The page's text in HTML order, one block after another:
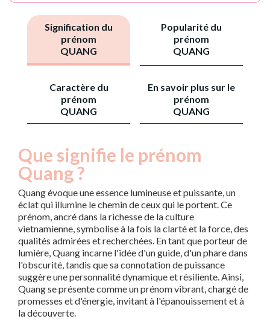
Signification du
prénom
QUANG
Popularité du
prénom
QUANG
Caractère du
prénom
QUANG
En savoir plus sur le
prénom
QUANG
Que signifie le prénom
Quang ?
Quang évoque une essence lumineuse et puissante, un
éclat qui illumine le chemin de ceux qui le portent. Ce
prénom, ancré dans la richesse de la culture
vietnamienne, symbolise à la fois la clarté et la force, des
qualités admirées et recherchées. En tant que porteur de
lumière, Quang incarne l'idée d'un guide, d'un phare dans
l'obscurité, tandis que sa connotation de puissance
suggère une personnalité dynamique et résiliente. Ainsi,
Quang se présente comme un prénom vibrant, chargé de
promesses et d'énergie, invitant à l'épanouissement et à
la découverte.